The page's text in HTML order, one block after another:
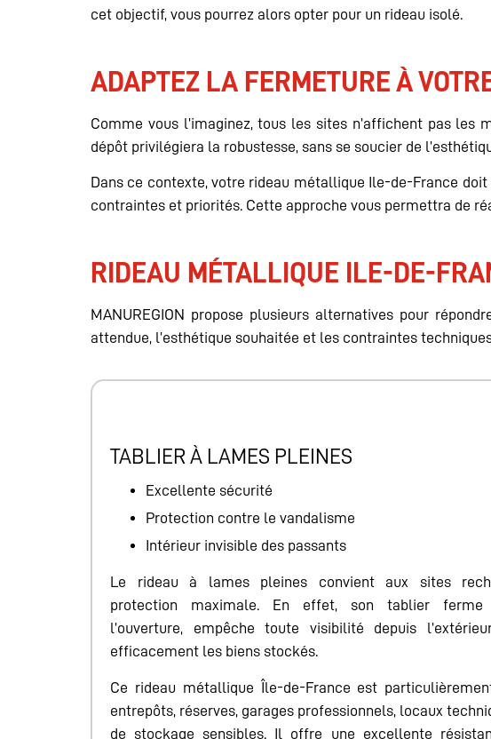
cet objectif, vous pourrez alors opter pour un rideau isolé.
ADAPTEZ LA FERMETURE À
Comme vous l’imaginez, tous les sites n’affichent pas
dépôt privilégiera la robustesse, sans se soucier de
Dans ce contexte, votre rideau métallique Ile-de-France doit
contraintes et priorités. Cette approche vous permettra de
RIDEAU MÉTALLIQUE ILE-DE-
MANUREGION propose plusieurs alternatives pour
attendue, l’esthétique souhaitée et les contraintes
TABLIER À LAMES PLEINES
Excellente sécurité
Protection contre le vandalisme
Intérieur invisible des passants
Le rideau à lames pleines convient aux sites
protection maximale. En effet, son tablier ferme
l’ouverture, empêche toute visibilité depuis
efficacement les biens stockés.
Ce rideau métallique Île-de-France est
entrepôts, réserves, garages professionnels, locaux
de stockage sensibles. Il offre une excellente